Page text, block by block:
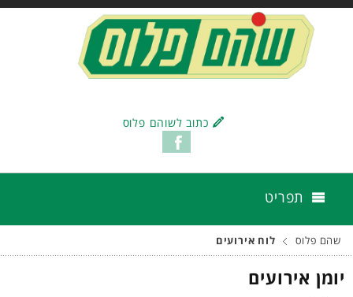
כתוב לשוהם פלוס
תפריט
שהם פלוס לוח אירועים
יומן אירועים